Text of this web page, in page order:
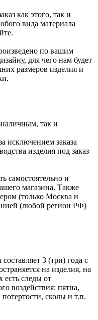
как этого, так и
вида материала
по вашим
для чего нам будет
размеров изделия и
так и
исключением заказа
изделия под заказ
самостоятельно и
магазина. Также
(только Москва и
(любой регион РФ)
3 (три) года с
на изделия, на
есть следы от
воздействия: пятна,
сколы и т.п.